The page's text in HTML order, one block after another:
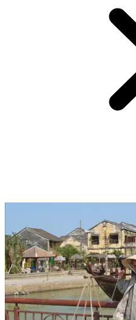
Au nord du Vietnam, la baie
postale : près de deux mille pitons
émeraude, créant un labyrinthe
patrimoine mondial de
traditionnelle, en kayak ou lors
Grottes mystérieuses, villages
enrichissent chaque escale. Entre
soleil flamboyants, les paysages
vivre un voyage hors du temps,
envoûtante. Un souvenir
Vietnam, entre rêve et